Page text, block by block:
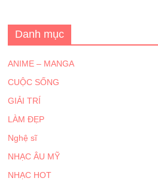
Danh mục
ANIME – MANGA
CUỘC SỐNG
GIẢI TRÍ
LÀM ĐẸP
Nghệ sĩ
NHẠC ÂU MỸ
NHẠC HOT